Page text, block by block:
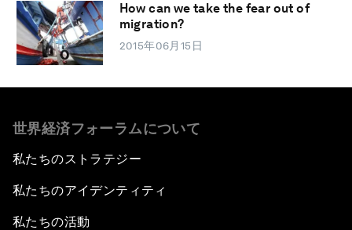
How can we take the fear out of
migration?
2015年06月15日
世界経済フォーラムについて
私たちのストラテジー
私たちのアイデンティティ
私たちの活動